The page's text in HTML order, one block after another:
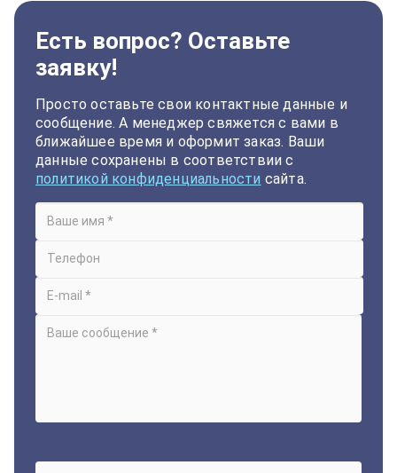
Есть вопрос? Оставьте
заявку!
Просто оставьте свои контактные данные и
сообщение. А менеджер свяжется с вами в
ближайшее время и оформит заказ. Ваши
данные сохранены в соответствии с
политикой конфиденциальности сайта.